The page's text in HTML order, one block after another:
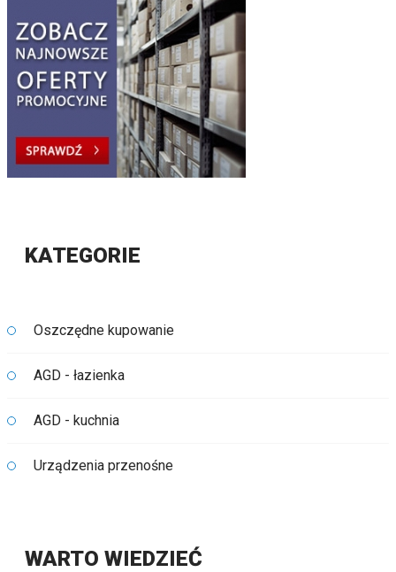
KATEGORIE
Oszczędne kupowanie
AGD - łazienka
AGD - kuchnia
Urządzenia przenośne
WARTO WIEDZIEĆ